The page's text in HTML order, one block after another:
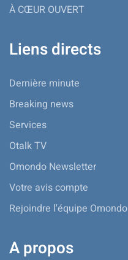
À CŒUR OUVERT
Liens directs
Dernière minute
Breaking news
Services
Otalk TV
Omondo Newsletter
Votre avis compte
Rejoindre l'équipe Omondo
A propos